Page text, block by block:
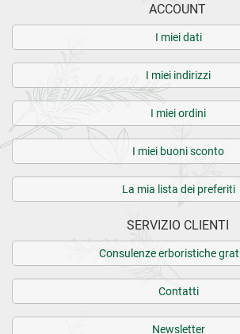
ACCOUNT
I miei dati
I miei indirizzi
I miei ordini
I miei buoni sconto
La mia lista dei preferiti
SERVIZIO CLIENTI
Consulenze erboristiche
Contatti
Newsletter